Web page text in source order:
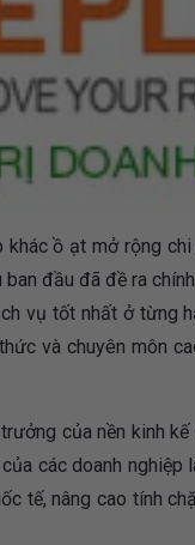
ồ ạt mở rộng
đầu đã đề ra
vụ tốt nhất ở từng
và chuyên môn
của nền kinh kế
các doanh
tế, nâng cao tính